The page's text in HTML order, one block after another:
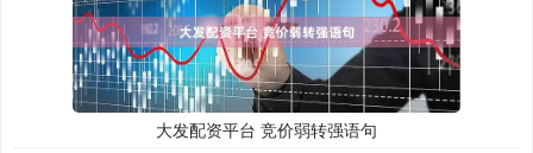
大发配资平台 竞价弱转强语句